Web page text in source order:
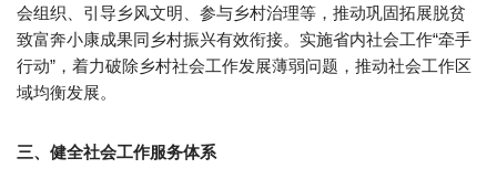
会组织、引导乡风文明、参与乡村治理等，推动巩固拓展脱贫
致富奔小康成果同乡村振兴有效衔接。实施省内社会工作“牵手
行动”，着力破除乡村社会工作发展薄弱问题，推动社会工作区
域均衡发展。
三、健全社会工作服务体系